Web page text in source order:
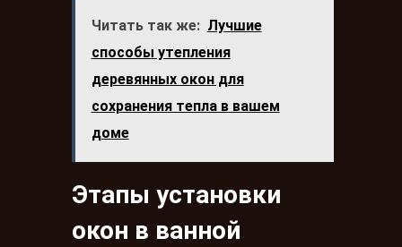
Читать так же: Лучшие
способы утепления
деревянных окон для
сохранения тепла в вашем
доме
Этапы установки
окон в ванной